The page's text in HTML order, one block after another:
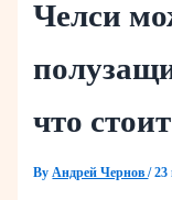
Челси
что
By Андрей Чернов/23